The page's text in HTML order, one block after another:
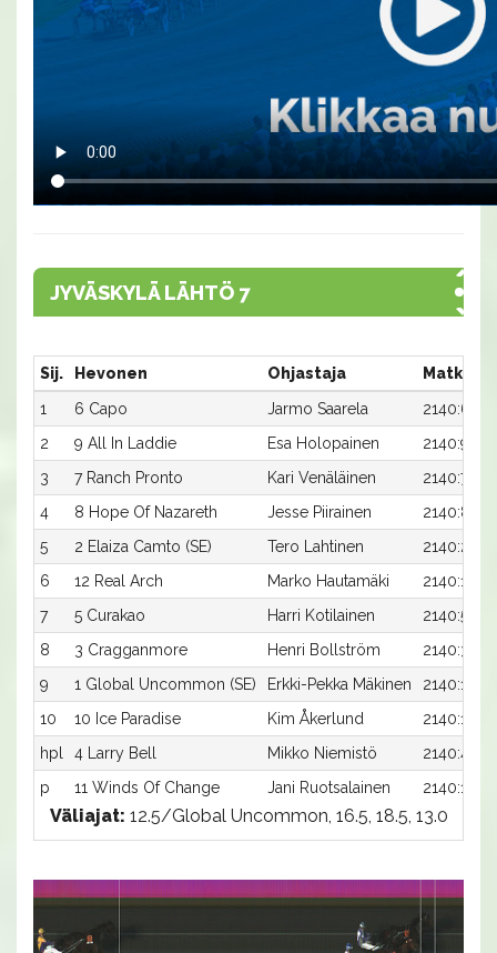
JYVÄSKYLÄ LÄHTÖ 7
Sij. Hevonen Ohjastaja
1
6 Capo Jarmo Saarela
2140:6
2
9 All In Laddie Esa Holopainen
2140:9
3
7 Ranch Pronto Kari Venäläinen
2140:7
4
8 Hope Of Nazareth Jesse Piirainen
2140:8
5
2 Elaiza Camto (SE) Tero Lahtinen
2140:2
6
12 Real Arch Marko Hautamäki
2140:12
7
5 Curakao Harri Kotilainen
2140:5
8
3 Cragganmore Henri Bollström
2140:3
9
1 Global Uncommon (SE) Erkki-Pekka Mäkinen
2140:1
10
10 Ice Paradise Kim Åkerlund
2140:10
hpl
4 Larry Bell Mikko Niemistö
2140:4
p
11 Winds Of Change Jani Ruotsalainen 2140:11
Väliajat: 12.5/Global Uncommon, 16.5, 18.5, 13.0